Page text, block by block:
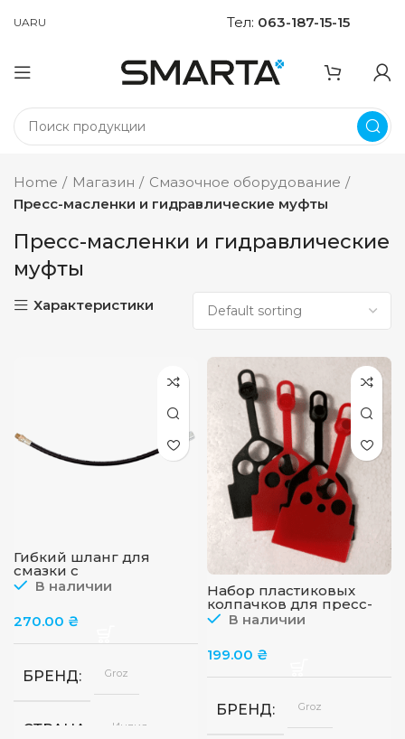
UARU Тел: 063-187-15-15
Home Магазин
Смазочное оборудование
Пресс-масленки и гидравлические муфты
Пресс-масленки и гидравлические
муфты
Характеристики
Гибкий шланг для
смазки с
профессиональной 4-х
В наличии
270.00 ₴
БРЕНД Groz
СТРАНА Индия
Набор пластиковых
колпачков для пресс-
масленок GROZ
В наличии
199.00 ₴
БРЕНД Groz